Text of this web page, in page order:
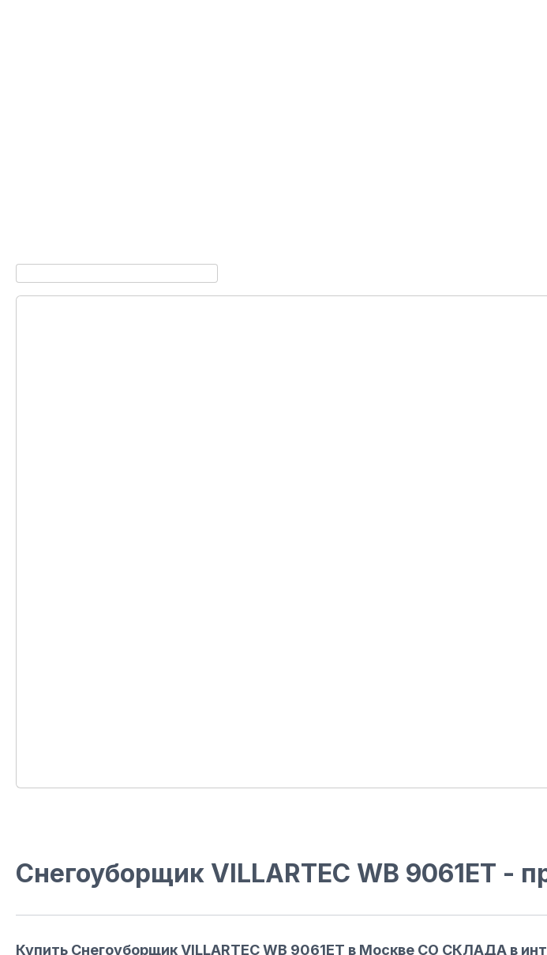
Снегоуборщик VILLARTEC WB 9061ET -
Купить Снегоуборщик VILLARTEC WB 9061ET в Москве СО СКЛАДА